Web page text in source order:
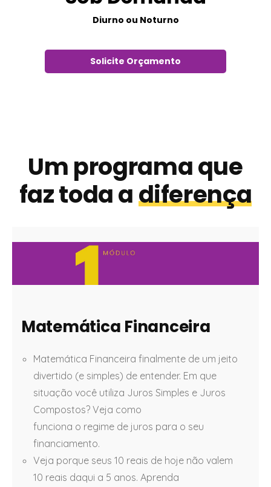
Diurno ou Noturno
Solicite Orçamento
Um programa que
faz toda adiferença
Matemática Financeira
Matemática Financeira finalmente de um jeito
divertido (e simples) de entender. Em que
situação você utiliza Juros Simples e Juros
Compostos? Veja como
funciona o regime de juros para o seu
financiamento.
Veja porque seus 10 reais de hoje não valem
10 reais daqui a 5 anos. Aprenda